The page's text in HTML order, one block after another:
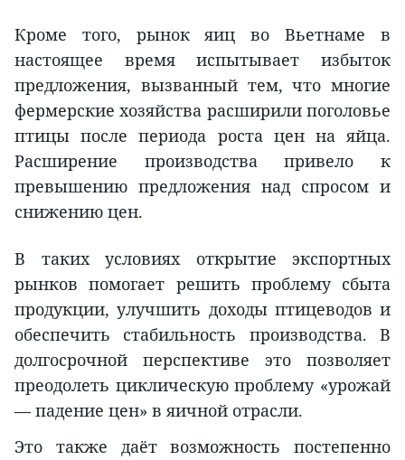
Кроме того, рынок яиц во Вьетнаме в
настоящее время испытывает избыток
предложения, вызванный тем, что многие
фермерские хозяйства расширили поголовье
птицы после периода роста цен на яйца.
Расширение производства привело к
превышению предложения над спросом и
снижению цен.
В таких условиях открытие экспортных
рынков помогает решить проблему сбыта
продукции, улучшить доходы птицеводов и
обеспечить стабильность производства. В
долгосрочной перспективе это позволяет
преодолеть циклическую проблему «урожай
— падение цен» в яичной отрасли.
Это также даёт возможность постепенно